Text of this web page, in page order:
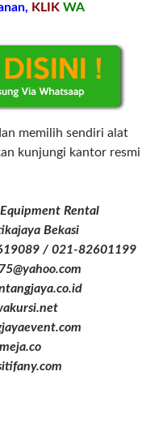
KLIK WA
memilih sendiri alat
kunjungi kantor resmi
Rental
Bekasi
/ 021-82601199